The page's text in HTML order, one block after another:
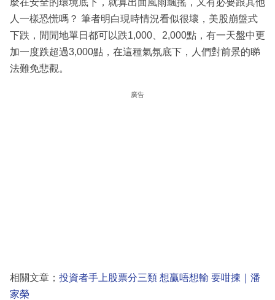
人一樣恐慌嗎？ 筆者明白現時情況看似很壞，美股崩盤式
下跌，閒閒地單日都可以跌1,000、2,000點，有一天盤中更
加一度跌超過3,000點，在這種氣氛底下，人們對前景的睇
法難免悲觀。
廣告
相關文章； 投資者手上股票分三類 想贏唔想輸 要咁揀｜潘
家榮